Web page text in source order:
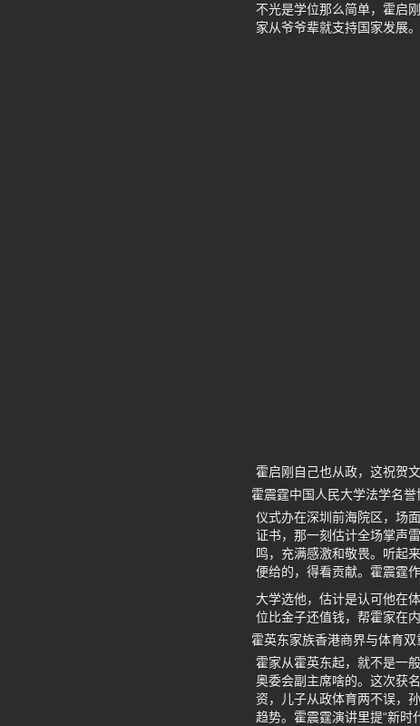
不光是学位那么简单，霍启
家从爷爷辈就支持国家发展。
霍启刚自己也从政，这祝贺
霍震霆中国人民大学法学名
仪式办在深圳前海院区，场
证书，那一刻估计全场掌声
鸣，充满感激和敬畏。听起
便给的，得看贡献。霍震霆
大学选他，估计是认可他在
位比金子还值钱，帮霍家在
霍英东家族香港商界与体育
霍家从霍英东起，就不是一
奥委会副主席啥的。这次获
资，儿子从政体育两不误，
趋势。霍震霆演讲里提“新时